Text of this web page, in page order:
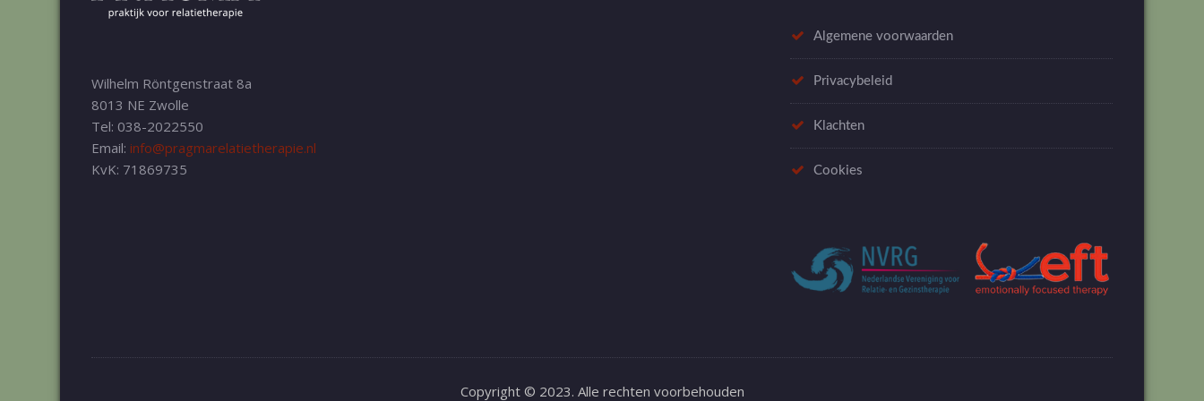
Wilhelm Röntgenstraat 8a
8013 NE Zwolle
Tel: 038-2022550
Email: info@pragmarelatietherapie.nl
KvK: 71869735
Algemene voorwaarden
Privacybeleid
Klachten
Cookies
Copyright © 2023. Alle rechten voorbehouden